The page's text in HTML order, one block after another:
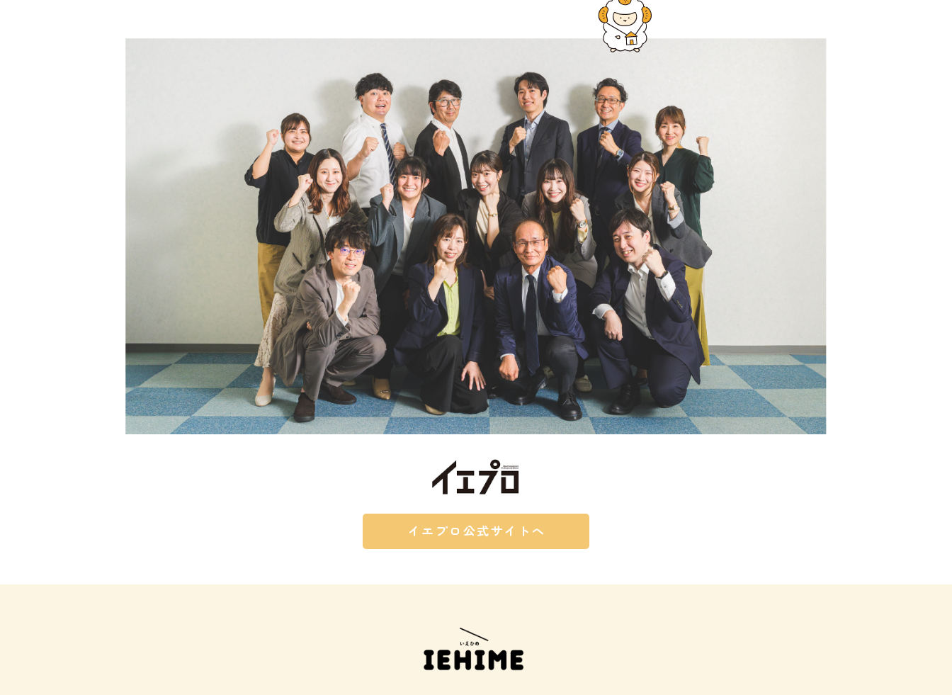
イエプロ公式サイトへ